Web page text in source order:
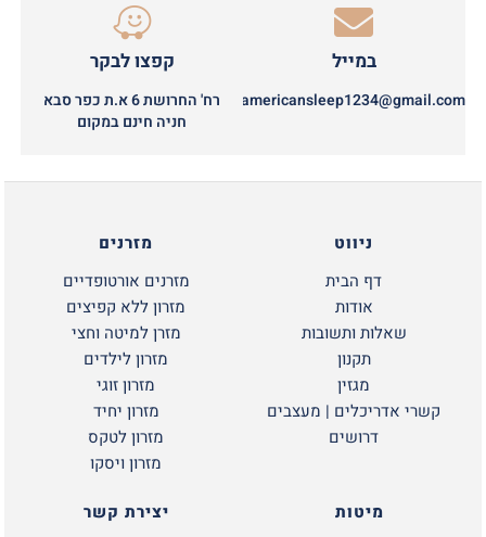
במייל
americansleep1234@gmail.com
קפצו לבקר
רח' החרושת 6 א.ת כפר סבא
חניה חינם במקום
ניווט
דף הבית
אודות
שאלות ותשובות
תקנון
מגזין
קשרי אדריכלים | מעצבים
דרושים
מזרנים
מזרנים אורטופדיים
מזרון ללא קפיצים
מזרן למיטה וחצי
מזרון לילדים
מזרון זוגי
מזרון יחיד
מזרון לטקס
מזרון ויסקו
מיטות
יצירת קשר